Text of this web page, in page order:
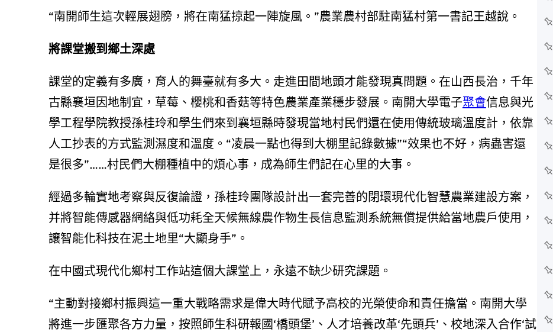
“南開師生這次輕展翅膀，將在南猛掠起一陣旋風。”農業農村部駐南猛村第一書記王越說。
將課堂搬到鄉土深處
課堂的定義有多廣，育人的舞臺就有多大。走進田間地頭才能發現真問題。在山西長治，千年
古縣襄垣因地制宜，草莓、櫻桃和香菇等特色農業產業穩步發展。南開大學電子聚會信息與光
學工程學院教授孫桂玲和學生們來到襄垣縣時發現當地村民們還在使用傳統玻璃溫度計，依靠
人工抄表的方式監測濕度和溫度。“凌晨一點也得到大棚里記錄數據”“效果也不好，病蟲害還
是很多”……村民們大棚種植中的煩心事，成為師生們記在心里的大事。
經過多輪實地考察與反復論證，孫桂玲團隊設計出一套完善的閉環現代化智慧農業建設方案，
并將智能傳感器網絡與低功耗全天候無線農作物生長信息監測系統無償提供給當地農戶使用，
讓智能化科技在泥土地里“大顯身手”。
在中國式現代化鄉村工作站這個大課堂上，永遠不缺少研究課題。
“主動對接鄉村振興這一重大戰略需求是偉大時代賦予高校的光榮使命和責任擔當。南開大學
將進一步匯聚各方力量，按照師生科研報國‘橋頭堡’、人才培養改革‘先頭兵’、校地深入合作‘試